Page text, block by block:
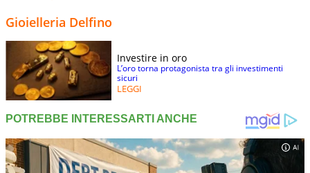
Gioielleria Delfino
Investire in oro
L’oro torna protagonista tra gli investimenti
sicuri
LEGGI